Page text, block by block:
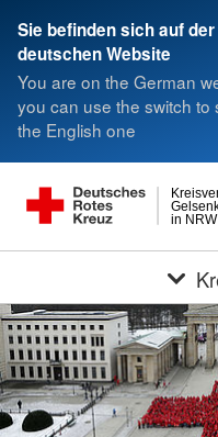
Sie befinden sich auf der
deutschen Website
You are on the German
you can use the switch to
the English one
in NRW